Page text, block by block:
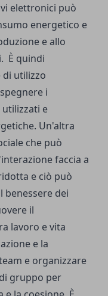
elettronici può
energetico e
e allo
È quindi
utilizzo
i
e
Un'altra
che può
faccia a
e ciò può
benessere dei
il
lavoro e vita
e la
e organizzare
gruppo per